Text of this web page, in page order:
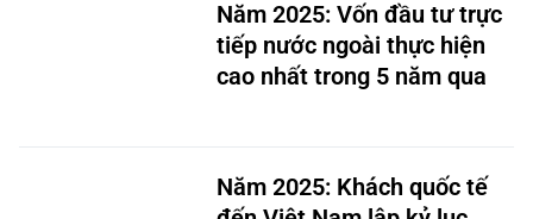
Năm 2025: Vốn đầu tư trực
tiếp nước ngoài thực hiện
cao nhất trong 5 năm qua
Năm 2025: Khách quốc tế